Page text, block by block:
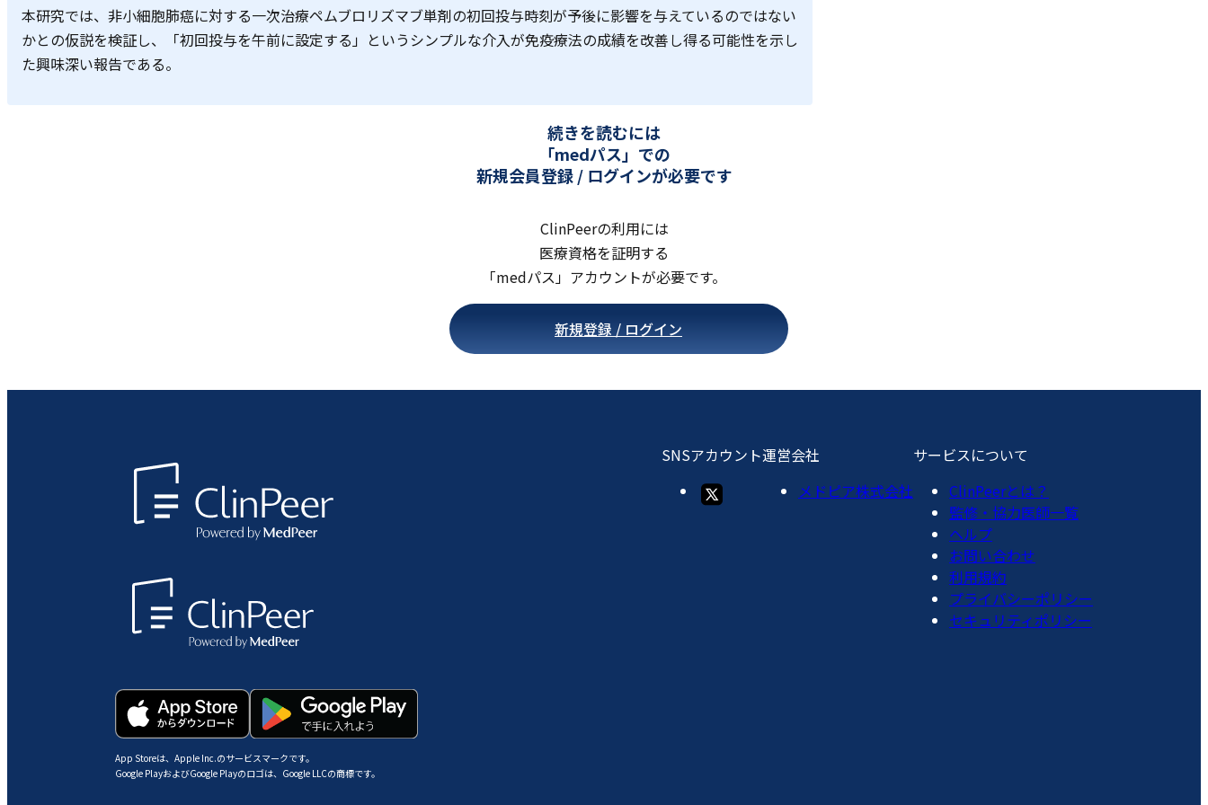
本研究では、非小細胞肺癌に対する一次治療ペムブロリズマブ単剤の初回投与時刻が予後に影響を与えているのではない
かとの仮説を検証し、「初回投与を午前に設定する」というシンプルな介入が免疫療法の成績を改善し得る可能性を示し
た興味深い報告である。
続きを読むには
「medパス」での
新規会員登録 / ログインが必要です
ClinPeerの利用には
医療資格を証明する
「medパス」アカウントが必要です。
新規登録 / ログイン
App Storeは、Apple Inc.のサービスマークです。
Google PlayおよびGoogle Playのロゴは、Google LLCの商標です。
SNSアカウント運営会社
メドピア株式会社
サービスについて
ClinPeerとは？
監修・協力医師一覧
ヘルプ
お問い合わせ
利用規約
プライバシーポリシー
セキュリティポリシー